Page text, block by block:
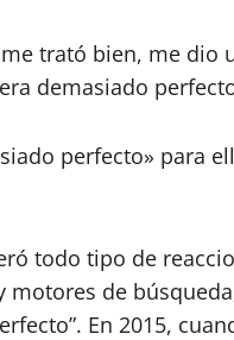
trató bien, me
demasiado
perfecto» para
todo tipo de
de
En 2015,